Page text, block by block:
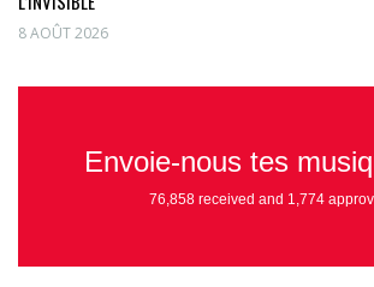
8 AOÛT 2026